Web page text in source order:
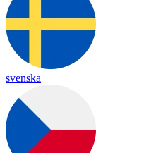
svenska